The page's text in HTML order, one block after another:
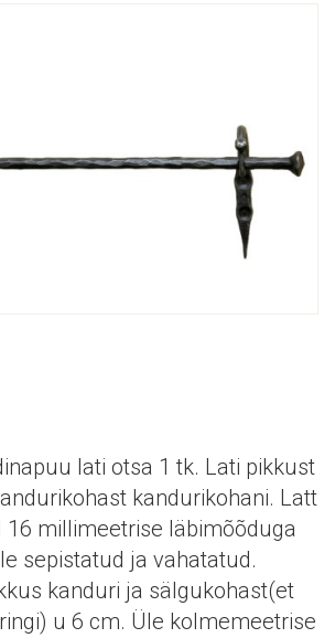
lati otsa 1 tk. Lati pikkust
kandurikohani. Latt
millimeetrise läbimõõduga
sepistatud ja vahatatud.
kanduri ja sälgukohast(et
u 6 cm. Üle kolmemeetrise